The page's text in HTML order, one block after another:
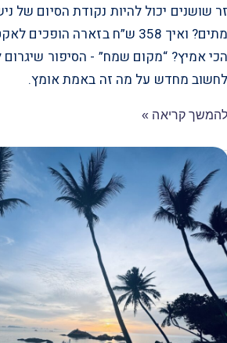
זר שושנים יכול להיות נקודת הסיום של
מתים? ואיך 358 ש”ח בזארה
הכי אמיץ? “מקום שמח” - הסיפור
לחשוב מחדש על מה זה באמת אומץ.
להמשך קריאה »